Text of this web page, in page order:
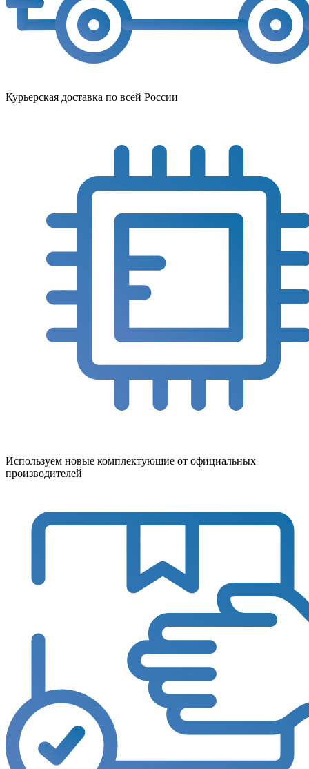
Курьерская доставка по всей России
Используем новые комплектующие от официальных
производителей